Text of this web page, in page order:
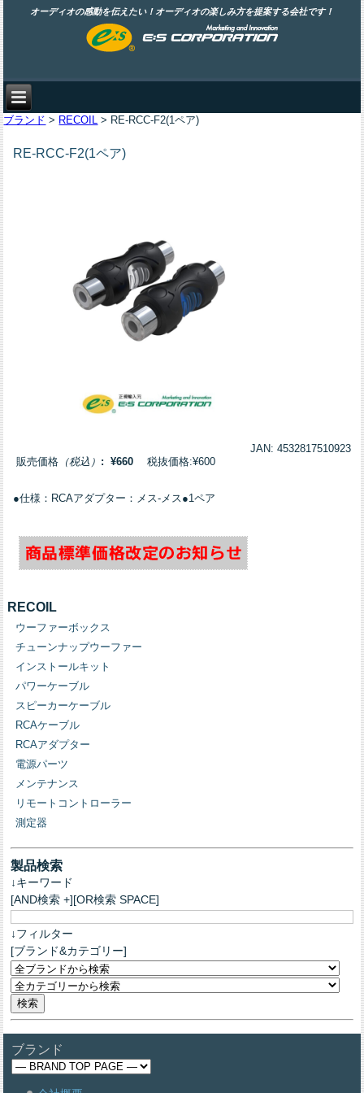
オーディオの感動を伝えたい！オーディオの楽しみ方を提案する会社です！
ブランド > RECOIL > RE-RCC-F2(1ペア)
RE-RCC-F2(1ペア)
JAN: 4532817510923
販売価格 （税込） : ¥660 税抜価格:¥600
●仕様：RCAアダプター：メス-メス●1ペア
RECOIL
ウーファーボックス
チューンナップウーファー
インストールキット
パワーケーブル
スピーカーケーブル
RCAケーブル
RCAアダプター
電源パーツ
メンテナンス
リモートコントローラー
測定器
製品検索
↓キーワード
[AND検索 +][OR検索 SPACE]
↓フィルター
[ブランド&カテゴリー]
ブランド